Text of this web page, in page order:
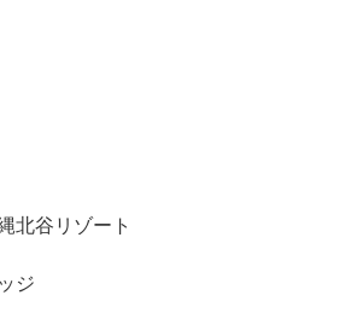
北谷リゾート
ジ